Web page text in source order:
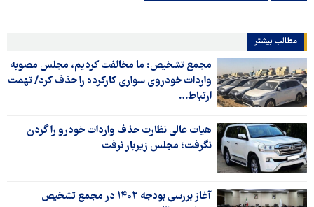
مطالب بیشتر
مجمع تشخیص: ما مخالفت کردیم، مجلس مصوبه
واردات خودروی سواری کارکرده را حذف کرد/ تهمت
ارتباط…
هیات عالی نظارت حذف واردات خودرو را گردن
نگرفت؛ مجلس زیربار نرفت
آغاز بررسی بودجه ۱۴۰۲ در مجمع تشخیص